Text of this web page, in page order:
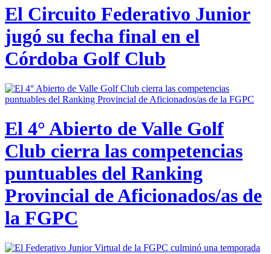
El Circuito Federativo Junior
jugó su fecha final en el
Córdoba Golf Club
El 4° Abierto de Valle Golf
Club cierra las competencias
puntuables del Ranking
Provincial de Aficionados/as de
la FGPC